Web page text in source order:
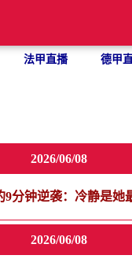
法甲直播 德甲
2026/06/08
分钟逆袭：冷静是她
2026/06/08